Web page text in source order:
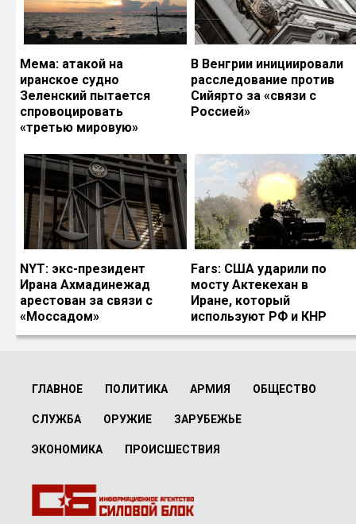
Мема: атакой на
иранское судно
Зеленский пытается
спровоцировать
«третью мировую»
В Венгрии инициировали
расследование против
Сийярто за «связи с
Россией»
NYT: экс-президент
Ирана Ахмадинежад
арестован за связи с
«Моссадом»
Fars: США ударили по
мосту Актекехан в
Иране, который
используют РФ и КНР
ГЛАВНОЕ ПОЛИТИКА АРМИЯ ОБЩЕСТВО
СЛУЖБА ОРУЖИЕ ЗАРУБЕЖЬЕ
ЭКОНОМИКА ПРОИСШЕСТВИЯ